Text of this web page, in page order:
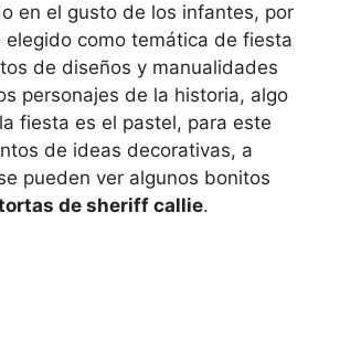
en el gusto de los infantes, por
elegido como temática de fiesta
de diseños y manualidades
personajes de la historia, algo
fiesta es el pastel, para este
de ideas decorativas, a
pueden ver algunos bonitos
de sheriff callie.